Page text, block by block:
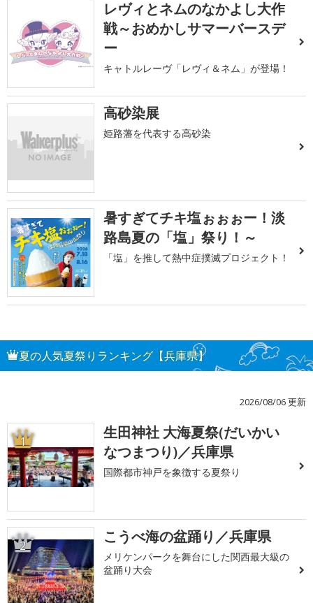
レヴィとネムのなかよし大作
戦～おめかしサマーバースデ
ー
キャトルレーヴ「レヴィ＆ネム」が登場！
高砂染展
姫路藩を代表する高砂染
暑すぎてチキ塩ぉぉぉー！淡
路島夏の「塩」祭り！～
「塩」を推して熱中症撲滅プロジェクト！
夏の人気夏祭りランキング【兵庫県】
2026/08/06 更新
1
生田神社 大海夏祭(だいかい
なつまつり)／兵庫県
国際都市神戸を象徴する夏祭り
2 こうべ海の盆踊り／兵庫県
メリケンパークを舞台にした関西最大級の
盆踊り大会